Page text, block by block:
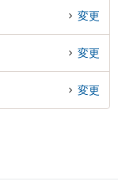
変更
変更
変更